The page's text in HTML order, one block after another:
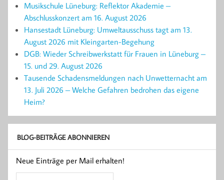
Musikschule Lüneburg: Reflektor Akademie –
Abschlusskonzert am 16. August 2026
Hansestadt Lüneburg: Umweltausschuss tagt am 13.
August 2026 mit Kleingarten-Begehung
DGB: Wieder Schreibwerkstatt für Frauen in Lüneburg –
15. und 29. August 2026
Tausende Schadensmeldungen nach Unwetternacht am
13. Juli 2026 – Welche Gefahren bedrohen das eigene
Heim?
BLOG-BEITRÄGE ABONNIEREN
Neue Einträge per Mail erhalten!